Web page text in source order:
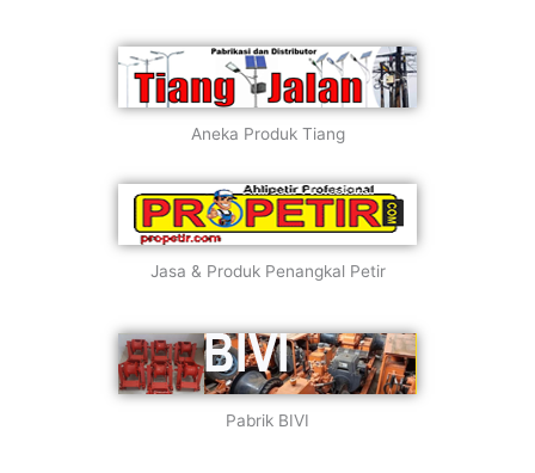
Aneka Produk Tiang
Jasa & Produk Penangkal Petir
Pabrik BIVI